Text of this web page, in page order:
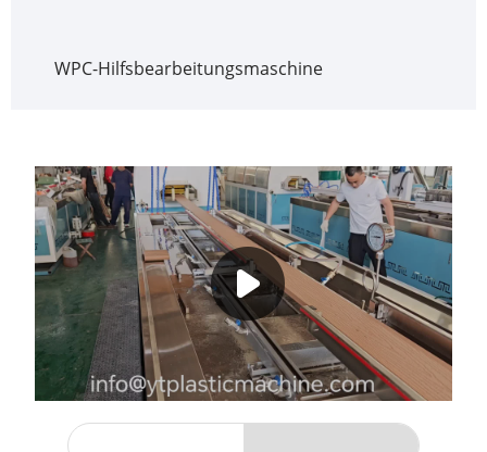
WPC-Hilfsbearbeitungsmaschine